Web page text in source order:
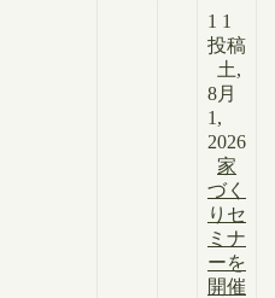
1 1
投稿
土,
8月
1,
2026
家
づく
りセ
ミナ
ーを
開催